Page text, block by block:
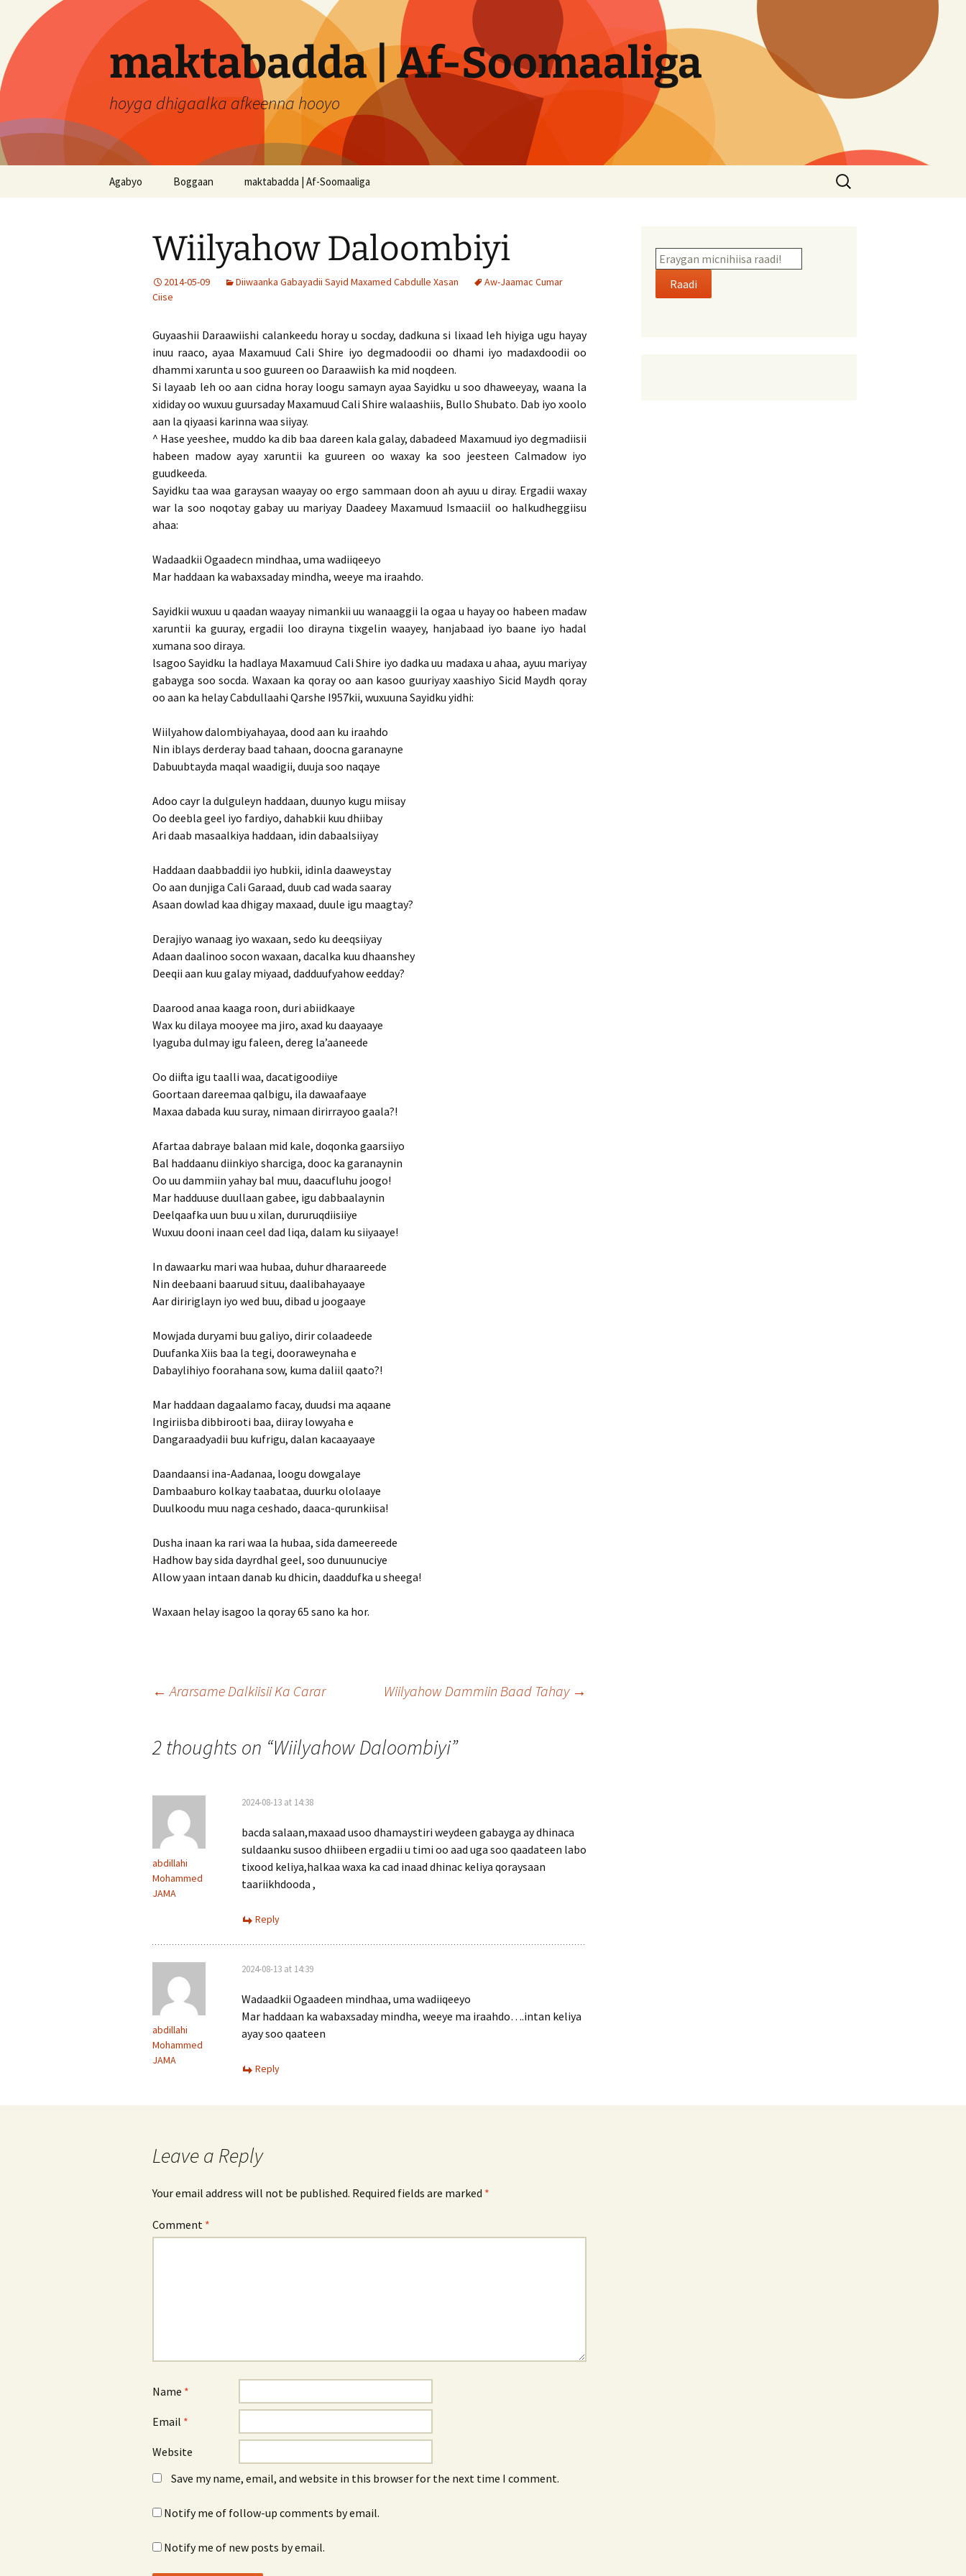
content
maktabadda | Af-Soomaaliga
hoyga dhigaalka afkeenna hooyo
Agabyo Boggaan maktabadda | Af-Soomaaliga
Search
for:
Wiilyahow Daloombiyi
2014-05-09 Diiwaanka Gabayadii Sayid Maxamed Cabdulle Xasan
Aw-Jaamac Cumar
Ciise
Guyaashii Daraawiishi calankeedu horay u socday, dadkuna si lixaad leh hiyiga ugu hayay
inuu raaco, ayaa Maxamuud Cali Shire iyo degmadoodii oo dhami iyo madaxdoodii oo
dhammi xarunta u soo guureen oo Daraawiish ka mid noqdeen.
Si layaab leh oo aan cidna horay loogu samayn ayaa Sayidku u soo dhaweeyay, waana la
xididay oo wuxuu guursaday Maxamuud Cali Shire walaashiis, Bullo Shubato. Dab iyo xoolo
aan la qiyaasi karinna waa siiyay.
^ Hase yeeshee, muddo ka dib baa dareen kala galay, dabadeed Maxamuud iyo degmadiisii
habeen madow ayay xaruntii ka guureen oo waxay ka soo jeesteen Calmadow iyo
guudkeeda.
Sayidku taa waa garaysan waayay oo ergo sammaan doon ah ayuu u diray. Ergadii waxay
war la soo noqotay gabay uu mariyay Daadeey Maxamuud Ismaaciil oo halkudheggiisu
ahaa:
Wadaadkii Ogaadecn mindhaa, uma wadiiqeeyo
Mar haddaan ka wabaxsaday mindha, weeye ma iraahdo.
Sayidkii wuxuu u qaadan waayay nimankii uu wanaaggii la ogaa u hayay oo habeen madaw
xaruntii ka guuray, ergadii loo dirayna tixgelin waayey, hanjabaad iyo baane iyo hadal
xumana soo diraya.
lsagoo Sayidku la hadlaya Maxamuud Cali Shire iyo dadka uu madaxa u ahaa, ayuu mariyay
gabayga soo socda. Waxaan ka qoray oo aan kasoo guuriyay xaashiyo Sicid Maydh qoray
oo aan ka helay Cabdullaahi Qarshe I957kii, wuxuuna Sayidku yidhi:
Wiilyahow dalombiyahayaa, dood aan ku iraahdo
Nin iblays derderay baad tahaan, doocna garanayne
Dabuubtayda maqal waadigii, duuja soo naqaye
Adoo cayr la dulguleyn haddaan, duunyo kugu miisay
Oo deebla geel iyo fardiyo, dahabkii kuu dhiibay
Ari daab masaalkiya haddaan, idin dabaalsiiyay
Haddaan daabbaddii iyo hubkii, idinla daaweystay
Oo aan dunjiga Cali Garaad, duub cad wada saaray
Asaan dowlad kaa dhigay maxaad, duule igu maagtay?
Derajiyo wanaag iyo waxaan, sedo ku deeqsiiyay
Adaan daalinoo socon waxaan, dacalka kuu dhaanshey
Deeqii aan kuu galay miyaad, dadduufyahow eedday?
Daarood anaa kaaga roon, duri abiidkaaye
Wax ku dilaya mooyee ma jiro, axad ku daayaaye
lyaguba dulmay igu faleen, dereg la’aaneede
Oo diifta igu taalli waa, dacatigoodiiye
Goortaan dareemaa qalbigu, ila dawaafaaye
Maxaa dabada kuu suray, nimaan dirirrayoo gaala?!
Afartaa dabraye balaan mid kale, doqonka gaarsiiyo
Bal haddaanu diinkiyo sharciga, dooc ka garanaynin
Oo uu dammiin yahay bal muu, daacufluhu joogo!
Mar hadduuse duullaan gabee, igu dabbaalaynin
Deelqaafka uun buu u xilan, dururuqdiisiiye
Wuxuu dooni inaan ceel dad liqa, dalam ku siiyaaye!
In dawaarku mari waa hubaa, duhur dharaareede
Nin deebaani baaruud situu, daalibahayaaye
Aar diririglayn iyo wed buu, dibad u joogaaye
Mowjada duryami buu galiyo, dirir colaadeede
Duufanka Xiis baa la tegi, dooraweynaha e
Dabaylihiyo foorahana sow, kuma daliil qaato?!
Mar haddaan dagaalamo facay, duudsi ma aqaane
Ingiriisba dibbirooti baa, diiray lowyaha e
Dangaraadyadii buu kufrigu, dalan kacaayaaye
Daandaansi ina-Aadanaa, loogu dowgalaye
Dambaaburo kolkay taabataa, duurku ololaaye
Duulkoodu muu naga ceshado, daaca-qurunkiisa!
Dusha inaan ka rari waa la hubaa, sida dameereede
Hadhow bay sida dayrdhal geel, soo dunuunuciye
Allow yaan intaan danab ku dhicin, daaddufka u sheega!
Waxaan helay isagoo la qoray 65 sano ka hor.
navigation
← Ararsame Dalkiisii Ka Carar Wiilyahow Dammiin Baad Tahay →
2 thoughts on “Wiilyahow Daloombiyi”
abdillahi
Mohammed
JAMA
2024-08-13 at 14:38
bacda salaan,maxaad usoo dhamaystiri weydeen gabayga ay dhinaca
suldaanku susoo dhiibeen ergadii u timi oo aad uga soo qaadateen labo
tixood keliya,halkaa waxa ka cad inaad dhinac keliya qoraysaan
taariikhdooda ,
Reply
abdillahi
Mohammed
JAMA
2024-08-13 at 14:39
Wadaadkii Ogaadeen mindhaa, uma wadiiqeeyo
Mar haddaan ka wabaxsaday mindha, weeye ma iraahdo….intan keliya
ayay soo qaateen
Reply
Leave a Reply
Your email address will not be published. Required fields are marked *
Comment *
Name *
Email *
Website
Save my name, email, and website in this browser for the next time I comment.
Notify me of follow-up comments by email.
Notify me of new posts by email.
Raadi